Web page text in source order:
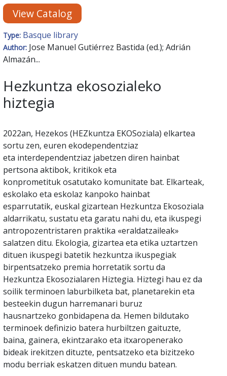
View Catalog
Type: Basque library
Author: Jose Manuel Gutiérrez Bastida (ed.); Adrián
Almazán...
Hezkuntza ekosozialeko
hiztegia
2022an, Hezekos (HEZkuntza EKOSoziala) elkartea
sortu zen, euren ekodependentziaz
eta interdependentziaz jabetzen diren hainbat
pertsona aktibok, kritikok eta
konprometituk osatutako komunitate bat. Elkarteak,
eskolako eta eskolaz kanpoko hainbat
esparrutatik, euskal gizartean Hezkuntza Ekosoziala
aldarrikatu, sustatu eta garatu nahi du, eta ikuspegi
antropozentristaren praktika «eraldatzaileak»
salatzen ditu. Ekologia, gizartea eta etika uztartzen
dituen ikuspegi batetik hezkuntza ikuspegiak
birpentsatzeko premia horretatik sortu da
Hezkuntza Ekosozialaren Hiztegia. Hiztegi hau ez da
soilik terminoen laburbilketa bat, planetarekin eta
besteekin dugun harremanari buruz
hausnartzeko gonbidapena da. Hemen bildutako
terminoek definizio batera hurbiltzen gaituzte,
baina, gainera, ekintzarako eta itxaropenerako
bideak irekitzen dituzte, pentsatzeko eta bizitzeko
modu berriak eskatzen dituen mundu batean.